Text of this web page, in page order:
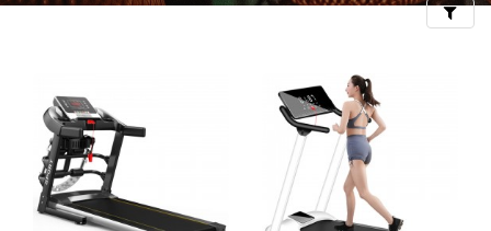
Filters